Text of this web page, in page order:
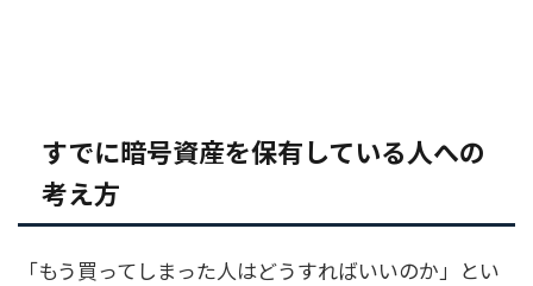
すでに暗号資産を保有している人への
考え方
「もう買ってしまった人はどうすればいいのか」とい